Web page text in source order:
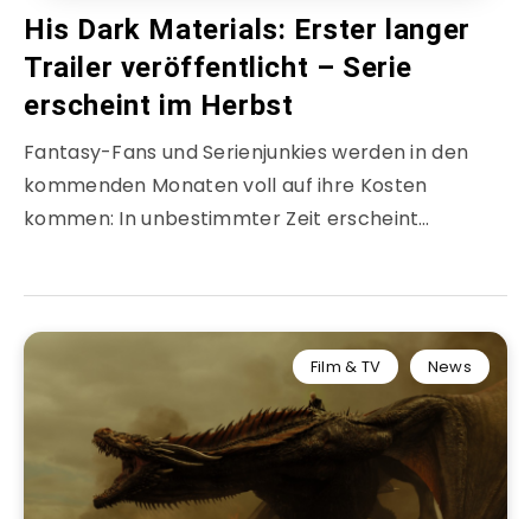
His Dark Materials: Erster langer
Trailer veröffentlicht – Serie
erscheint im Herbst
Fantasy-Fans und Serienjunkies werden in den
kommenden Monaten voll auf ihre Kosten
kommen: In unbestimmter Zeit erscheint…
Film & TV News